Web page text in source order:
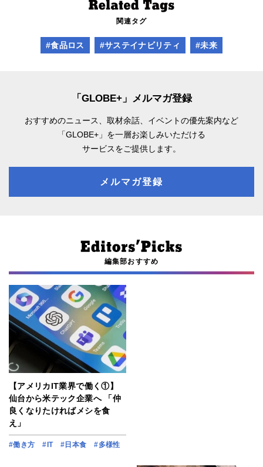
関連タグ
#食品ロス #サステイナビリティ #未来
「GLOBE+」メルマガ登録
おすすめのニュース、取材余話、 イベントの優先案内など
「GLOBE+」を一層お楽しみいただける
サービスをご提供します。
メルマガ登録
編集部おすすめ
【アメリカIT業界で働く①】
仙台から米テック企業へ 「仲
良くなりたければメシを食
え」
#働き方 #IT #日本食 #多様性